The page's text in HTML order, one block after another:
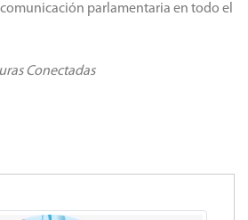
parlamentaria en todo el
Conectadas